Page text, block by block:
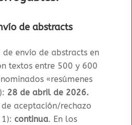
de abstracts
de envío de abstracts en
textos entre 500 y 600
«resúmenes
: 28 de abril de 2026.
aceptación/rechazo
:continua. En los